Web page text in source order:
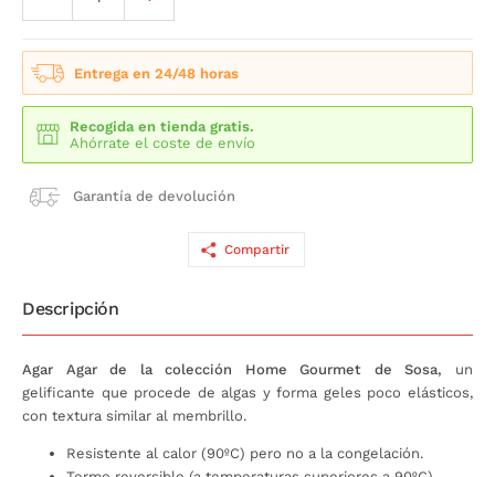
Entrega en 24/48 horas
Recogida en tienda gratis.
Ahórrate el coste de envío
Garantía de devolución
Compartir
Descripción
Agar Agar de la colección Home Gourmet de Sosa, un
gelificante que procede de algas y forma geles poco elásticos,
con textura similar al membrillo.
Resistente al calor (90ºC) pero no a la congelación.